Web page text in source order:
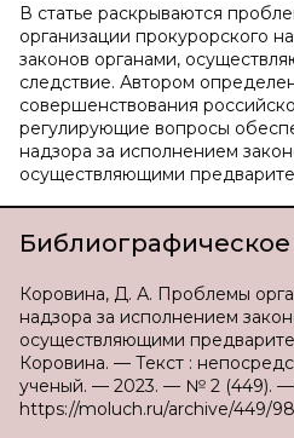
В статье раскрываются
организации прокурорского
законов органами,
следствие. Автором
совершенствования
регулирующие вопросы
надзора за исполнением
осуществляющими
Коровина, Д. А. Проблемы
надзора за исполнением
осуществляющими
Коровина. — Текст :
ученый. — 2023. — № 2 (449). —
https://moluch.ru/archive/449/